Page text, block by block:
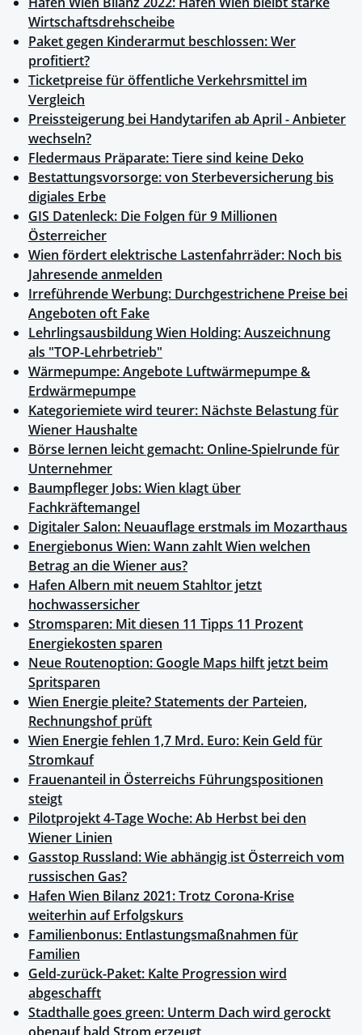
Wirtschaftsdrehscheibe
Paket gegen Kinderarmut beschlossen: Wer
profitiert?
Ticketpreise für öffentliche Verkehrsmittel im
Vergleich
Preissteigerung bei Handytarifen ab April - Anbieter
wechseln?
Fledermaus Präparate: Tiere sind keine Deko
Bestattungsvorsorge: von Sterbeversicherung bis
digiales Erbe
GIS Datenleck: Die Folgen für 9 Millionen
Österreicher
Wien fördert elektrische Lastenfahrräder: Noch bis
Jahresende anmelden
Irreführende Werbung: Durchgestrichene Preise bei
Angeboten oft Fake
Lehrlingsausbildung Wien Holding: Auszeichnung
als "TOP-Lehrbetrieb"
Wärmepumpe: Angebote Luftwärmepumpe &
Erdwärmepumpe
Kategoriemiete wird teurer: Nächste Belastung für
Wiener Haushalte
Börse lernen leicht gemacht: Online-Spielrunde für
Unternehmer
Baumpfleger Jobs: Wien klagt über
Fachkräftemangel
Digitaler Salon: Neuauflage erstmals im Mozarthaus
Energiebonus Wien: Wann zahlt Wien welchen
Betrag an die Wiener aus?
Hafen Albern mit neuem Stahltor jetzt
hochwassersicher
Stromsparen: Mit diesen 11 Tipps 11 Prozent
Energiekosten sparen
Neue Routenoption: Google Maps hilft jetzt beim
Spritsparen
Wien Energie pleite? Statements der Parteien,
Rechnungshof prüft
Wien Energie fehlen 1,7 Mrd. Euro: Kein Geld für
Stromkauf
Frauenanteil in Österreichs Führungspositionen
steigt
Pilotprojekt 4-Tage Woche: Ab Herbst bei den
Wiener Linien
Gasstop Russland: Wie abhängig ist Österreich vom
russischen Gas?
Hafen Wien Bilanz 2021: Trotz Corona-Krise
weiterhin auf Erfolgskurs
Familienbonus: Entlastungsmaßnahmen für
Familien
Geld-zurück-Paket: Kalte Progression wird
abgeschafft
Stadthalle goes green: Unterm Dach wird gerockt